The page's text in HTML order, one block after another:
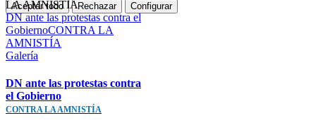
DN ante las protestas contra el
GobiernoCONTRA LA
AMNISTÍA
Galería
DN ante las protestas contra
el Gobierno
CONTRA LA AMNISTÍA
Aceptar todo Rechazar Configurar
Ir
a
Arriba